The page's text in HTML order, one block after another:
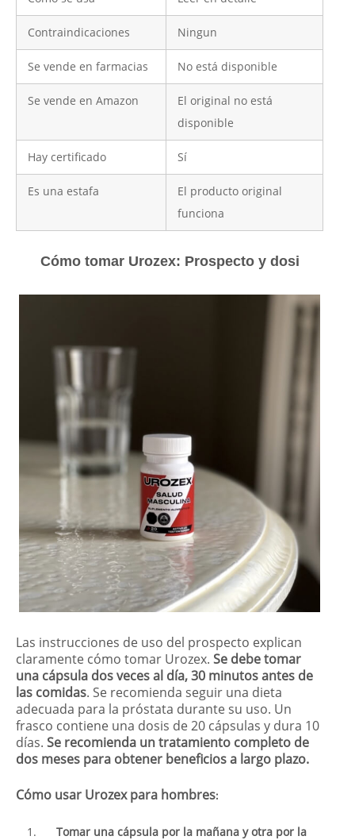
Contraindicaciones Ningun
Se vende en farmacias No está disponible
Se vende en Amazon
El original no está
disponible
Hay certificado Sí
Es una estafa
El producto original
funciona
Cómo tomar Urozex: Prospecto y dosi
Las instrucciones de uso del prospecto explican
claramente cómo tomar Urozex. Se debe tomar
una cápsula dos veces al día, 30 minutos antes de
las comidas. Se recomienda seguir una dieta
adecuada para la próstata durante su uso. Un
frasco contiene una dosis de 20 cápsulas y dura 10
días. Se recomienda un tratamiento completo de
dos meses para obtener beneficios a largo plazo.
Cómo usar Urozex para hombres:
Tomar una cápsula por la mañana y otra por la